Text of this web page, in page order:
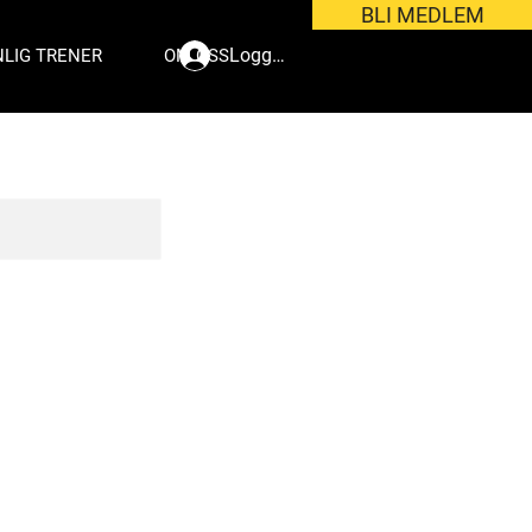
TRENER OM OSSLogg inn
BLI MEDLEM